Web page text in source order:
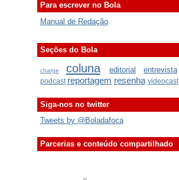
Para escrever no Bola
Manual de Redação
Seções do Bola
charge coluna editorial entrevista
podcast reportagem resenha videocast
Siga-nos no twitter
Tweets by @Boladafoca
Parcerias e conteúdo compartilhado